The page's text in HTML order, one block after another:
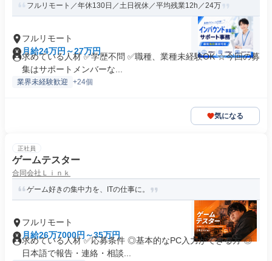
フルリモート／年休130日／土日祝休／平均残業12h／24万
フルリモート
月給24万円～27万円
求めている人材 ✅学歴不問 ✅職種、業種未経験OK ☆今回の募
集はサポートメンバーな...
業界未経験歓迎 +24個
気になる
正社員
ゲームテスター
合同会社Ｌｉｎｋ
ゲーム好きの集中力を、ITの仕事に。
フルリモート
月給26万7000円～35万円
求めている人材 ✅応募条件 ◎基本的なPC入力ができる方 ◎
日本語で報告・連絡・相談...